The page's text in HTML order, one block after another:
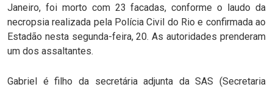
Janeiro, foi morto com 23 facadas, conforme o laudo da
necropsia realizada pela Polícia Civil do Rio e confirmada ao
Estadão nesta segunda-feira, 20. As autoridades prenderam
um dos assaltantes.
Gabriel é filho da secretária adjunta da SAS (Secretaria